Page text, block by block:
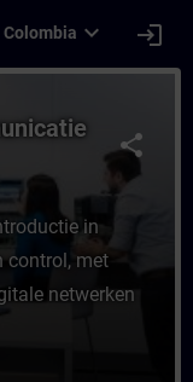
Colombia expand_more login
5
share
in
control, met
netwerken